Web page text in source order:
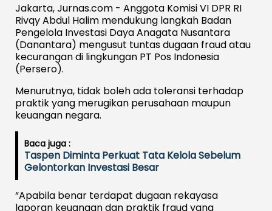
Jakarta, Jurnas.com - Anggota Komisi VI DPR RI
Rivqy Abdul Halim mendukung langkah Badan
Pengelola Investasi Daya Anagata Nusantara
(Danantara) mengusut tuntas dugaan fraud atau
kecurangan di lingkungan PT Pos Indonesia
(Persero).
Menurutnya, tidak boleh ada toleransi terhadap
praktik yang merugikan perusahaan maupun
keuangan negara.
Baca juga :
Taspen Diminta Perkuat Tata Kelola Sebelum
Gelontorkan Investasi Besar
“Apabila benar terdapat dugaan rekayasa
laporan keuangan dan praktik fraud yang